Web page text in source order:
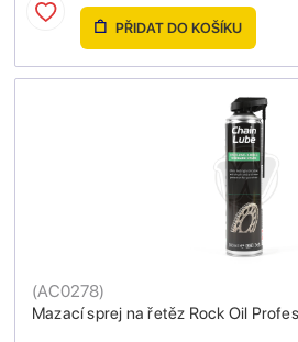
PŘIDAT DO KOŠÍKU
Mazací sprej na řetěz Rock Oil
(AC0278)